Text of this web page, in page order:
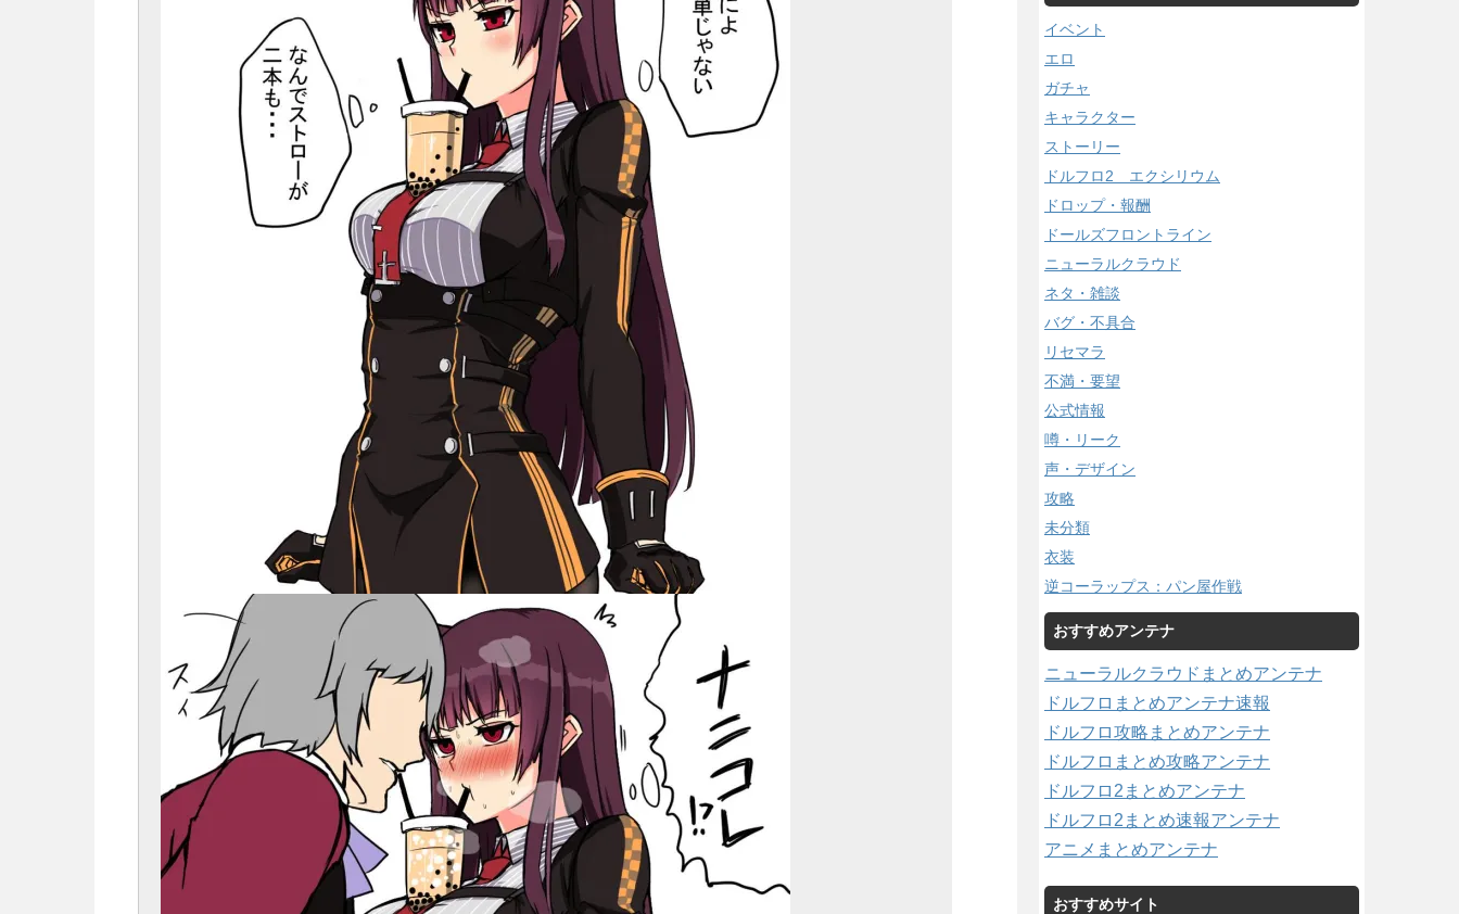
イ
ブ
イベント
エロ
ガチャ
キャラクター
ストーリー
ドルフロ2 エクシリウム
ドロップ・報酬
ドールズフロントライン
ニューラルクラウド
ネタ・雑談
バグ・不具合
リセマラ
不満・要望
公式情報
噂・リーク
声・デザイン
攻略
未分類
衣装
逆コーラップス：パン屋作戦
おすすめアンテナ
ニューラルクラウドまとめアンテナ
ドルフロまとめアンテナ速報
ドルフロ攻略まとめアンテナ
ドルフロまとめ攻略アンテナ
ドルフロ2まとめアンテナ
ドルフロ2まとめ速報アンテナ
アニメまとめアンテナ
おすすめサイト